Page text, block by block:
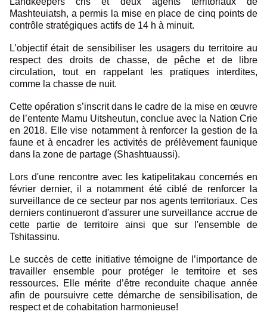
Mashteuiatsh, a permis la mise en place de cinq points de
contrôle stratégiques actifs de 14 h à minuit.
L’objectif était de sensibiliser les usagers du territoire au
respect des droits de chasse, de pêche et de libre
circulation, tout en rappelant les pratiques interdites,
comme la chasse de nuit.
Cette opération s’inscrit dans le cadre de la mise en œuvre
de l’entente Mamu Uitsheutun, conclue avec la Nation Crie
en 2018. Elle vise notamment à renforcer la gestion de la
faune et à encadrer les activités de prélèvement faunique
dans la zone de partage (Shashtuaussi).
Lors d'une rencontre avec les katipelitakau concernés en
février dernier, il a notamment été ciblé de renforcer la
surveillance de ce secteur par nos agents territoriaux. Ces
derniers continueront d'assurer une surveillance accrue de
cette partie de territoire ainsi que sur l'ensemble de
Tshitassinu.
Le succès de cette initiative témoigne de l’importance de
travailler ensemble pour protéger le territoire et ses
ressources. Elle mérite d’être reconduite chaque année
afin de poursuivre cette démarche de sensibilisation, de
respect et de cohabitation harmonieuse!